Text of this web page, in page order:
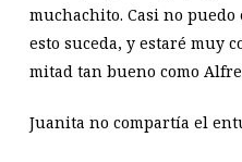
muchachito. Casi no
esto suceda, y estaré muy
mitad tan bueno como
Juanita no compartía el